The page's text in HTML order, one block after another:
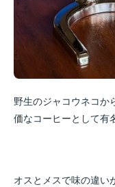
野生のジャコウネコか
価なコーヒーとして有
オスとメスで味の違い